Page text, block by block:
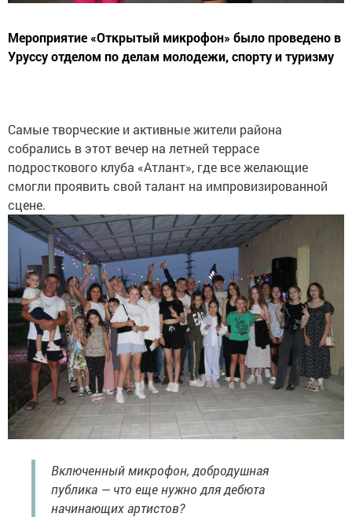
Мероприятие «Открытый микрофон» было проведено в
Уруссу отделом по делам молодежи, спорту и туризму
Самые творческие и активные жители района
собрались в этот вечер на летней террасе
подросткового клуба «Атлант», где все желающие
смогли проявить свой талант на импровизированной
сцене.
Включенный микрофон, добродушная
публика — что еще нужно для дебюта
начинающих артистов?